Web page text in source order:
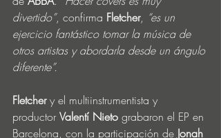
divertido”, confirma Fletcher, “es un
ejercicio fantástico tomar la música de
otros artistas y abordarla desde un ángulo
diferente”.
Fletcher y el multiinstrumentista y
productor Valentí Nieto grabaron el EP en
Barcelona, con la participación de Jonah